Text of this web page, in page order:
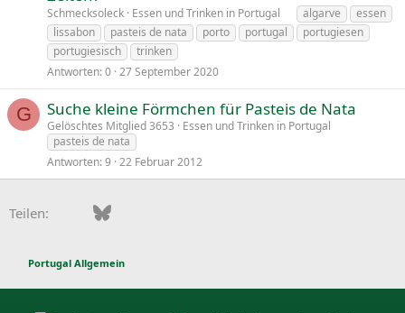
Schmecksoleck Essen und Trinken in Portugal algarve
essen
lissabon
pasteis de nata porto portugal
portugiesen
portugiesisch
trinken
Antworten 0 27 September 2020
G Suche kleine Förmchen für Pasteis de Nata
Gelöschtes Mitglied 3653
Essen und Trinken in Portugal
pasteis de nata
Antworten 9 22 Februar 2012
Teilen: FacebookBluesky
Portugal Allgemein